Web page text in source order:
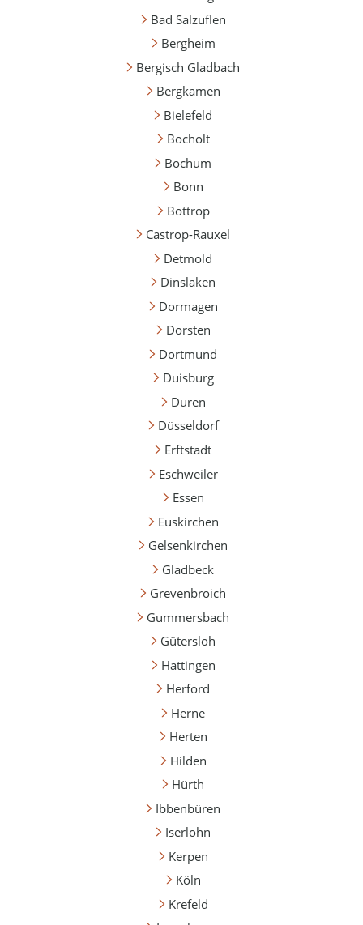
Bad Salzuflen
Bergheim
Bergisch Gladbach
Bergkamen
Bielefeld
Bocholt
Bochum
Bonn
Bottrop
Castrop-Rauxel
Detmold
Dinslaken
Dormagen
Dorsten
Dortmund
Duisburg
Düren
Düsseldorf
Erftstadt
Eschweiler
Essen
Euskirchen
Gelsenkirchen
Gladbeck
Grevenbroich
Gummersbach
Gütersloh
Hattingen
Herford
Herne
Herten
Hilden
Hürth
Ibbenbüren
Iserlohn
Kerpen
Köln
Krefeld